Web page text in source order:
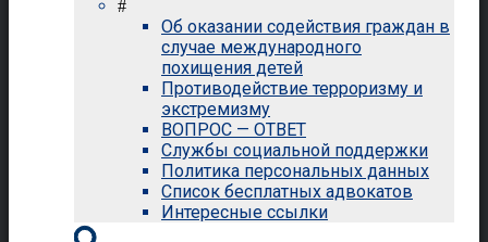
#
Об оказании содействия граждан в
случае международного
похищения детей
Противодействие терроризму и
экстремизму
ВОПРОС — ОТВЕТ
Службы социальной поддержки
Политика персональных данных
Список бесплатных адвокатов
Интересные ссылки